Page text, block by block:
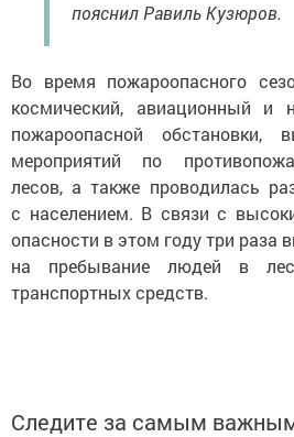
пояснил Равиль Кузюров.
Во время пожароопасного
космический, авиационный и
пожароопасной обстановки,
мероприятий по
лесов, а также проводилась
с населением. В связи с
опасности в этом году три раза
на пребывание людей в
транспортных средств.
Следите за самым